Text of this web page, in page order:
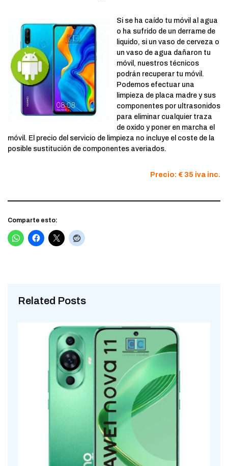
Si se ha caído tu móvil al agua
o ha sufrido de un derrame de
liquido, si un vaso de cerveza o
un vaso de agua dañaron tu
móvil, nuestros técnicos
podrán recuperar tu móvil.
Podemos efectuar una
limpieza de placa madre y sus
componentes por ultrasonidos
para eliminar cualquier traza
de oxido y poner en marcha el
móvil. El precio del servicio de limpieza no incluye el coste de la
posible sustitución de componentes averiados.
Precio: € 35 iva inc.
Comparte esto:
Related Posts